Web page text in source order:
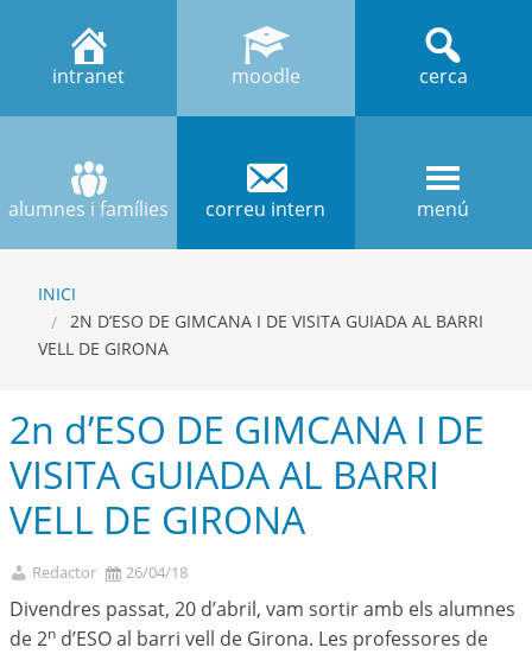
intranet moodle cerca
alumnes i famílies correu intern menú
INICI
2N D’ESO DE GIMCANA I DE VISITA GUIADA AL BARRI
VELL DE GIRONA
2n d’ESO DE GIMCANA I DE
VISITA GUIADA AL BARRI
VELL DE GIRONA
Redactor 26/04/18
Divendres passat, 20 d’abril, vam sortir amb els alumnes
de 2n d’ESO al barri vell de Girona. Les professores de